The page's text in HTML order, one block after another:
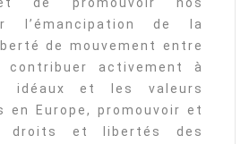
l’émancipation de la
de mouvement entre
activement à
idéaux et les valeurs
en Europe, promouvoir et
droits et libertés des